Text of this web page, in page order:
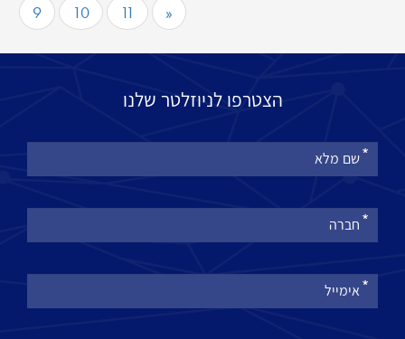
9
10 11 »
הצטרפו לניוזלטר שלנו
אנא
מלאו
טופס
הצטרפו
לניוזלטר